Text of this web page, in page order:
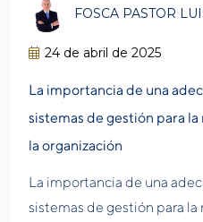
FOSCA PASTOR
24 de abril de 2025
La importancia de una
sistemas de gestión para
la organización
La importancia de una
sistemas de gestión para